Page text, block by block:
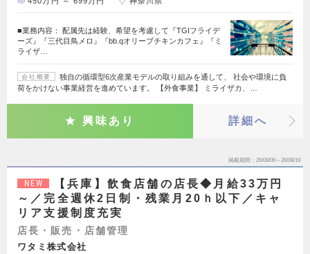
■業務内容： 配属先は経験、希望を考慮して『TGIフライデ
ーズ』『三代目鳥メロ』『bb.qオリーブチキンカフェ』『ミ
ライザ…
会社概要
独自の循環型6次産業モデルの取り組みを通して、 社会や環境に負
荷をかけない事業経営を進めています。 【外食事業】 ミライザカ、…
興味あり 詳細へ
掲載期間 26/08/06～26/08/19
NEW
【兵庫】飲食店舗の店長◆月給33万円
～／完全週休2日制・残業月20ｈ以下／キャ
リア支援制度充実
店長・販売・店舗管理
ワタミ株式会社